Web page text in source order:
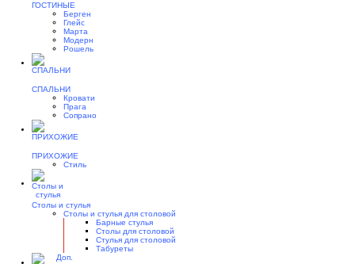
ГОСТИНЫЕ
Берген
Глейс
Марта
Модерн
Рошель
СПАЛЬНИ
Кровати
Прага
Сопрано
ПРИХОЖИЕ
Стиль
Столы и стулья
Столы и стулья для столовой
Барные стулья
Столы для столовой
Стулья для столовой
Табуреты